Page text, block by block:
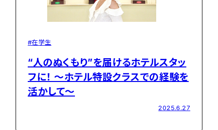
#在学生
“人のぬくもり”を届けるホテルスタッ
フに！ ～ホテル特設クラスでの経験を
活かして～
2025.6.27